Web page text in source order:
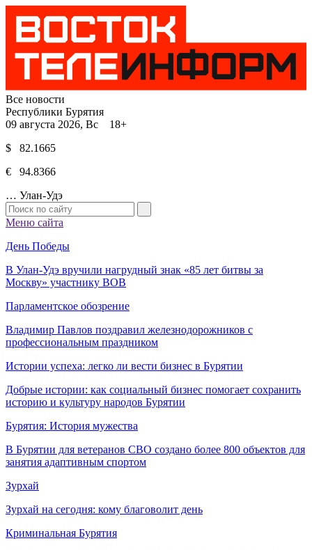
Все новости
Республики Бурятия
09 августа 2026, Вс 18+
$ 82.1665
€ 94.8366
… Улан-Удэ
Меню сайта
День Победы
В Улан-Удэ вручили нагрудный знак «85 лет битвы за
Москву» участнику ВОВ
Парламентское обозрение
Владимир Павлов поздравил железнодорожников с
профессиональным праздником
Истории успеха: легко ли вести бизнес в Бурятии
Добрые истории: как социальный бизнес помогает сохранить
историю и культуру народов Бурятии
Бурятия: История мужества
В Бурятии для ветеранов СВО создано более 800 объектов для
занятия адаптивным спортом
Зурхай
Зурхай на сегодня: кому благоволит день
Криминальная Бурятия